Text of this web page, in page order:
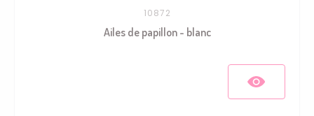
10872
Ailes de papillon - blanc